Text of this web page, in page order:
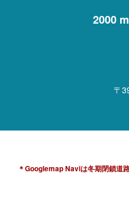
2000
〒
＊Googlemap Naviは冬期閉鎖道